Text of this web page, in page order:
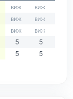
5 5
5 5